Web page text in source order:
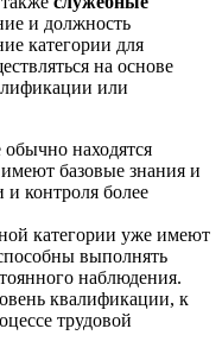
и должность
категории для
на основе
или
находятся
базовые знания и
контроля более
категории уже имеют
выполнять
наблюдения.
квалификации, к
трудовой